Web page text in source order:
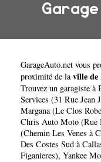
GarageAuto.net vous
proximité de laville de
Trouvez un garagiste à
Services (31 Rue Jean
Margana (Le Clos
Chris Auto Moto (Rue
(Chemin Les Venes à
Des Costes Sud à
Figanieres), Yankee